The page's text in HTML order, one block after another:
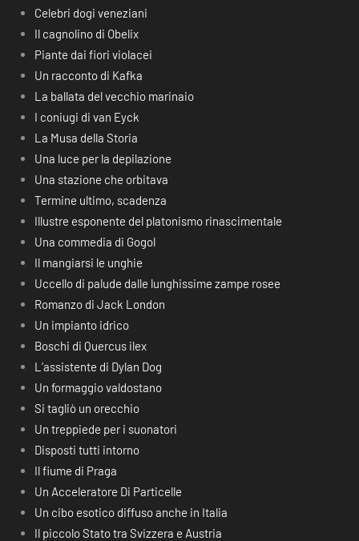
Celebri dogi veneziani
Il cagnolino di Obelix
Piante dai fiori violacei
Un racconto di Kafka
La ballata del vecchio marinaio
I coniugi di van Eyck
La Musa della Storia
Una luce per la depilazione
Una stazione che orbitava
Termine ultimo, scadenza
Illustre esponente del platonismo rinascimentale
Una commedia di Gogol
Il mangiarsi le unghie
Uccello di palude dalle lunghissime zampe rosee
Romanzo di Jack London
Un impianto idrico
Boschi di Quercus ilex
L’assistente di Dylan Dog
Un formaggio valdostano
Si tagliò un orecchio
Un treppiede per i suonatori
Disposti tutti intorno
Il fiume di Praga
Un Acceleratore Di Particelle
Un cibo esotico diffuso anche in Italia
Il piccolo Stato tra Svizzera e Austria